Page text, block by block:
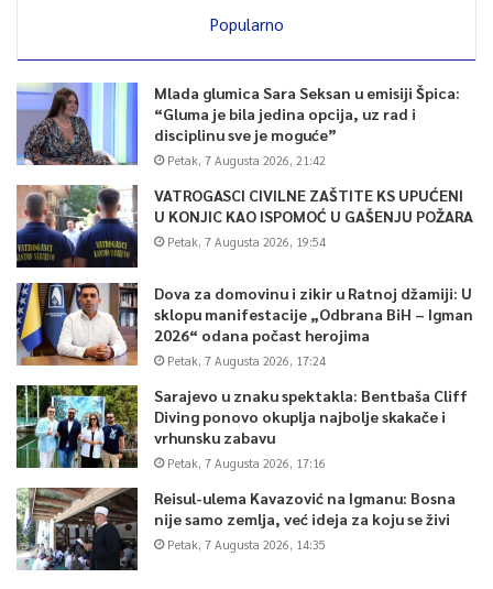
Popularno
Mlada glumica Sara Seksan u emisiji Špica:
“Gluma je bila jedina opcija, uz rad i
disciplinu sve je moguće”
Petak, 7 Augusta 2026, 21:42
VATROGASCI CIVILNE ZAŠTITE KS UPUĆENI
U KONJIC KAO ISPOMOĆ U GAŠENJU POŽARA
Petak, 7 Augusta 2026, 19:54
Dova za domovinu i zikir u Ratnoj džamiji: U
sklopu manifestacije „Odbrana BiH – Igman
2026“ odana počast herojima
Petak, 7 Augusta 2026, 17:24
Sarajevo u znaku spektakla: Bentbaša Cliff
Diving ponovo okuplja najbolje skakače i
vrhunsku zabavu
Petak, 7 Augusta 2026, 17:16
Reisul-ulema Kavazović na Igmanu: Bosna
nije samo zemlja, već ideja za koju se živi
Petak, 7 Augusta 2026, 14:35